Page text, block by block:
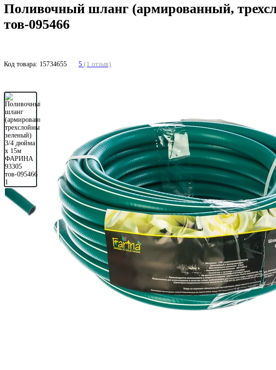
Поливочный шланг (армированный,
тов-095466
Код товара: 15734655 5 (1 отзыв)